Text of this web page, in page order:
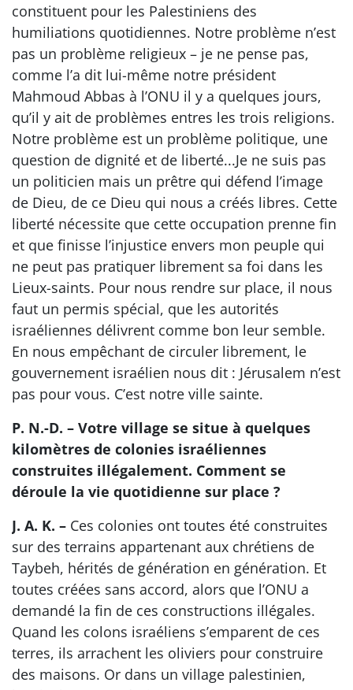
constituent pour les Palestiniens des
humiliations quotidiennes. Notre problème n’est
pas un problème religieux – je ne pense pas,
comme l’a dit lui-même notre président
Mahmoud Abbas à l’ONU il y a quelques jours,
qu’il y ait de problèmes entres les trois religions.
Notre problème est un problème politique, une
question de dignité et de liberté...Je ne suis pas
un politicien mais un prêtre qui défend l’image
de Dieu, de ce Dieu qui nous a créés libres. Cette
liberté nécessite que cette occupation prenne fin
et que finisse l’injustice envers mon peuple qui
ne peut pas pratiquer librement sa foi dans les
Lieux-saints. Pour nous rendre sur place, il nous
faut un permis spécial, que les autorités
israéliennes délivrent comme bon leur semble.
En nous empêchant de circuler librement, le
gouvernement israélien nous dit : Jérusalem n’est
pas pour vous. C’est notre ville sainte.
P. N.-D. – Votre village se situe à quelques
kilomètres de colonies israéliennes
construites illégalement. Comment se
déroule la vie quotidienne sur place ?
J. A. K. – Ces colonies ont toutes été construites
sur des terrains appartenant aux chrétiens de
Taybeh, hérités de génération en génération. Et
toutes créées sans accord, alors que l’ONU a
demandé la fin de ces constructions illégales.
Quand les colons israéliens s’emparent de ces
terres, ils arrachent les oliviers pour construire
des maisons. Or dans un village palestinien,